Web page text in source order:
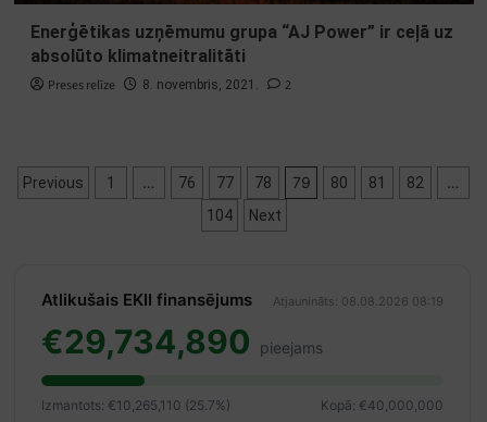
Enerģētikas uzņēmumu grupa “AJ Power” ir ceļā uz
absolūto klimatneitralitāti
Preses relīze 8. novembris, 2021. 2
Ziņu
lappusēm
Previous 1 … 76 77 78 79 80 81 82 …
104 Next
Atlikušais EKII finansējums Atjaunināts: 08.08.2026 08:19
€29,734,890 pieejams
Izmantots: €10,265,110 (25.7%) Kopā: €40,000,000